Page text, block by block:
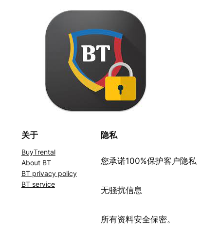
关于
BuyTrental
About BT
BT privacy policy
BT service
隐私
您承诺100%保护客户隐私
无骚扰信息
所有资料安全保密。